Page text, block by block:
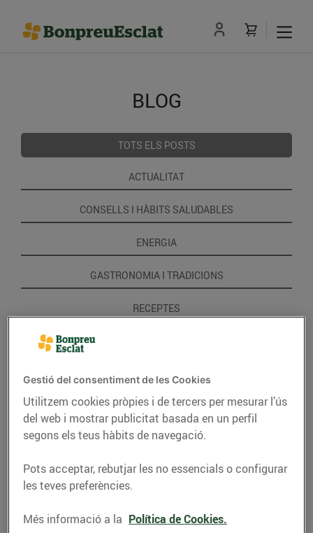
BLOG
TOTS ELS POSTS
ACTUALITAT
CONSELLS I HÀBITS SALUDABLES
ENERGIA
GASTRONOMIA I TRADICIONS
RECEPTES
RECEPTES
Gestió del consentiment de les Cookies
Utilitzem cookies pròpies i de tercers per mesurar l’ús
del web i mostrar publicitat basada en un perfil
segons els teus hàbits de navegació.
Pots acceptar, rebutjar les no essencials o configurar
les teves preferències.
Més informació a la Política de Cookies.